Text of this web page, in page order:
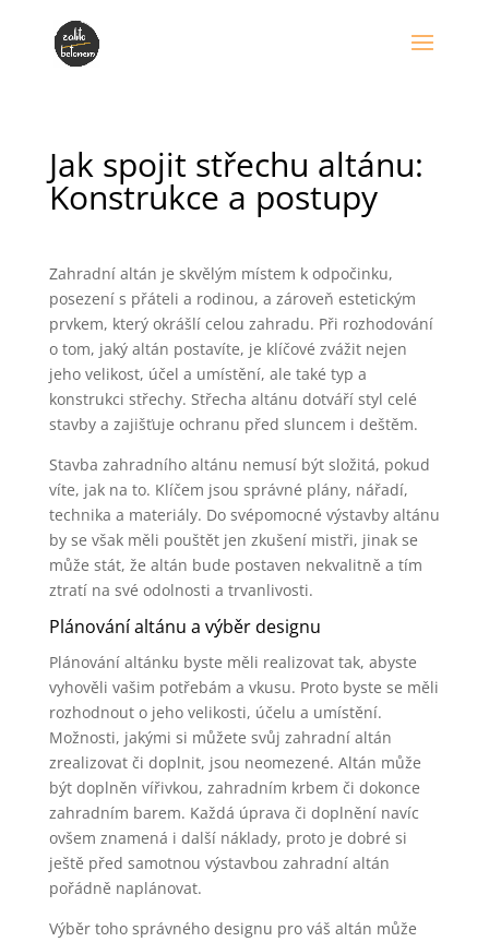
Jak spojit střechu altánu:
Konstrukce a postupy
Zahradní altán je skvělým místem k odpočinku,
posezení s přáteli a rodinou, a zároveň estetickým
prvkem, který okrášlí celou zahradu. Při rozhodování
o tom, jaký altán postavíte, je klíčové zvážit nejen
jeho velikost, účel a umístění, ale také typ a
konstrukci střechy. Střecha altánu dotváří styl celé
stavby a zajišťuje ochranu před sluncem i deštěm.
Stavba zahradního altánu nemusí být složitá, pokud
víte, jak na to. Klíčem jsou správné plány, nářadí,
technika a materiály. Do svépomocné výstavby altánu
by se však měli pouštět jen zkušení mistři, jinak se
může stát, že altán bude postaven nekvalitně a tím
ztratí na své odolnosti a trvanlivosti.
Plánování altánu a výběr designu
Plánování altánku byste měli realizovat tak, abyste
vyhověli vašim potřebám a vkusu. Proto byste se měli
rozhodnout o jeho velikosti, účelu a umístění.
Možnosti, jakými si můžete svůj zahradní altán
zrealizovat či doplnit, jsou neomezené. Altán může
být doplněn vířivkou, zahradním krbem či dokonce
zahradním barem. Každá úprava či doplnění navíc
ovšem znamená i další náklady, proto je dobré si
ještě před samotnou výstavbou zahradní altán
pořádně naplánovat.
Výběr toho správného designu pro váš altán může